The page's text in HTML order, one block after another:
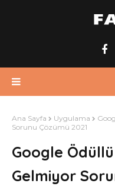
Ana Sayfa Uygulama
Sorunu Çözümü 2021
Google
Gelmiyor